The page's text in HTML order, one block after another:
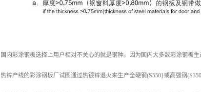
国内彩涂钢板选择上用户相对不关心的就是钢种。因为国内大多数彩涂钢板
热锌产线的彩涂钢板厂试图通过热镀锌退火来生产全硬钢(S550}或高强钢